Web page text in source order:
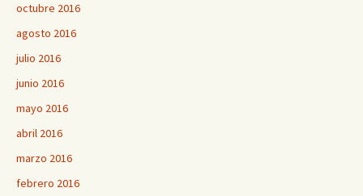
octubre 2016
agosto 2016
julio 2016
junio 2016
mayo 2016
abril 2016
marzo 2016
febrero 2016